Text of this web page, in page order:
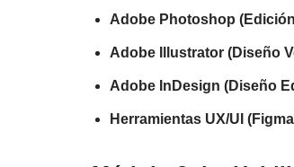
Adobe Photoshop
Adobe Illustrator (Diseño
Adobe InDesign (Diseño
Herramientas UX/UI